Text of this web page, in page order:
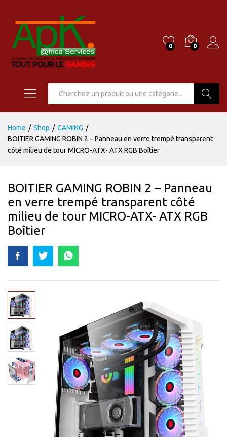
0 0
Home / Shop / GAMING /
BOITIER GAMING ROBIN 2 – Panneau en verre trempé transparent
côté milieu de tour MICRO-ATX- ATX RGB Boîtier
BOITIER GAMING ROBIN 2 – Panneau
en verre trempé transparent côté
milieu de tour MICRO-ATX- ATX RGB
Boîtier